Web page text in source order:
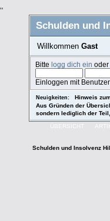
"
Schulden und
Willkommen Gast
Bittelogg dich ein
Einloggen mit
Neuigkeiten:
Hinweis
Aus Gründen der
sondern lediglich der
ÜBERSICHT
Schulden und Insolvenz